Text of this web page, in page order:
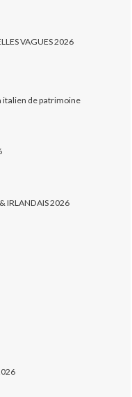
VAGUES 2026
italien de patrimoine
IRLANDAIS 2026